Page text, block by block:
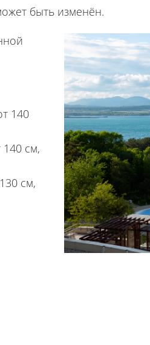
быть изменён.
140
см,
см,